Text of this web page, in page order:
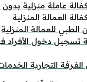
عاملة منزلية بدون
العمالة المنزلية
الطبي للعمالة المنزلية
تسجيل دخول الأفراد
التجارية الخدمات